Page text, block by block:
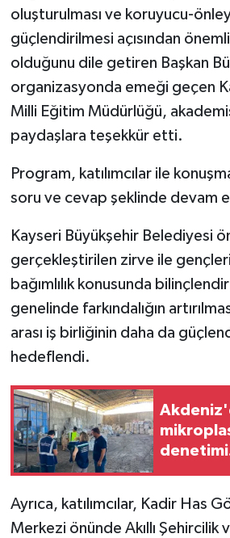
oluşturulması ve koruyucu-
güçlendirilmesi açısından
olduğunu dile getiren Başkan
organizasyonda emeği geçen
Milli Eğitim Müdürlüğü,
paydaşlara teşekkür etti.
Program, katılımcılar ile
soru ve cevap şeklinde devam
Kayseri Büyükşehir Belediyesi
gerçekleştirilen zirve ile
bağımlılık konusunda
genelinde farkındalığın
arası iş birliğinin daha da
hedeflendi.
Ayrıca, katılımcılar, Kadir Has
Merkezi önünde Akıllı Şehircilik